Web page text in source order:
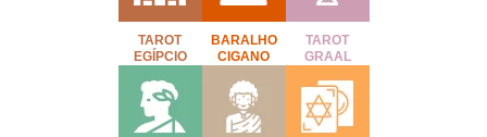
TAROT
EGÍPCIO
BARALHO
CIGANO
TAROT
GRAAL